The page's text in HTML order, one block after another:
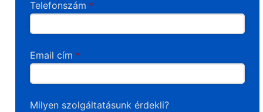
Telefonszám *
Email cím *
Milyen szolgáltatásunk érdekli?